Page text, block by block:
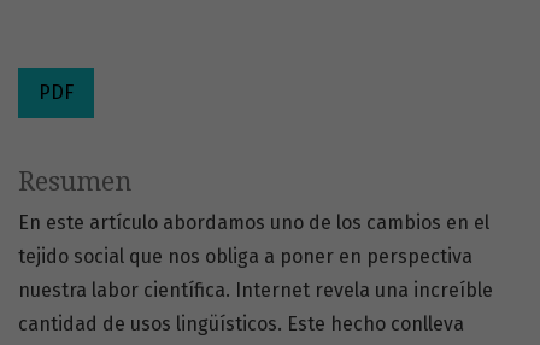
PDF
Resumen
En este artículo abordamos uno de los cambios en el
tejido social que nos obliga a poner en perspectiva
nuestra labor científica. Internet revela una increíble
cantidad de usos lingüísticos. Este hecho conlleva